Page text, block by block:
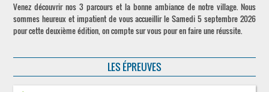
Venez découvrir nos 3 parcours et la bonne ambiance de notre village. Nous
sommes heureux et impatient de vous accueillir le Samedi 5 septembre 2026
pour cette deuxième édition, on compte sur vous pour en faire une réussite.
LES ÉPREUVES